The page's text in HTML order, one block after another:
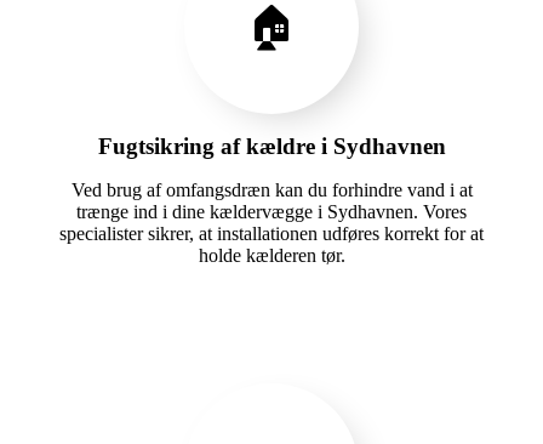
🏠
Fugtsikring af kældre i Sydhavnen
Ved brug af omfangsdræn kan du forhindre vand i at
trænge ind i dine kældervægge i Sydhavnen. Vores
specialister sikrer, at installationen udføres korrekt for at
holde kælderen tør.